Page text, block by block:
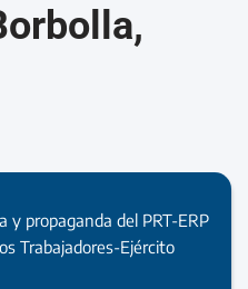
y propaganda del PRT-ERP
Trabajadores-Ejército